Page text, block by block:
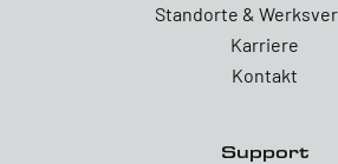
Standorte &
Karriere
Kontakt
Support